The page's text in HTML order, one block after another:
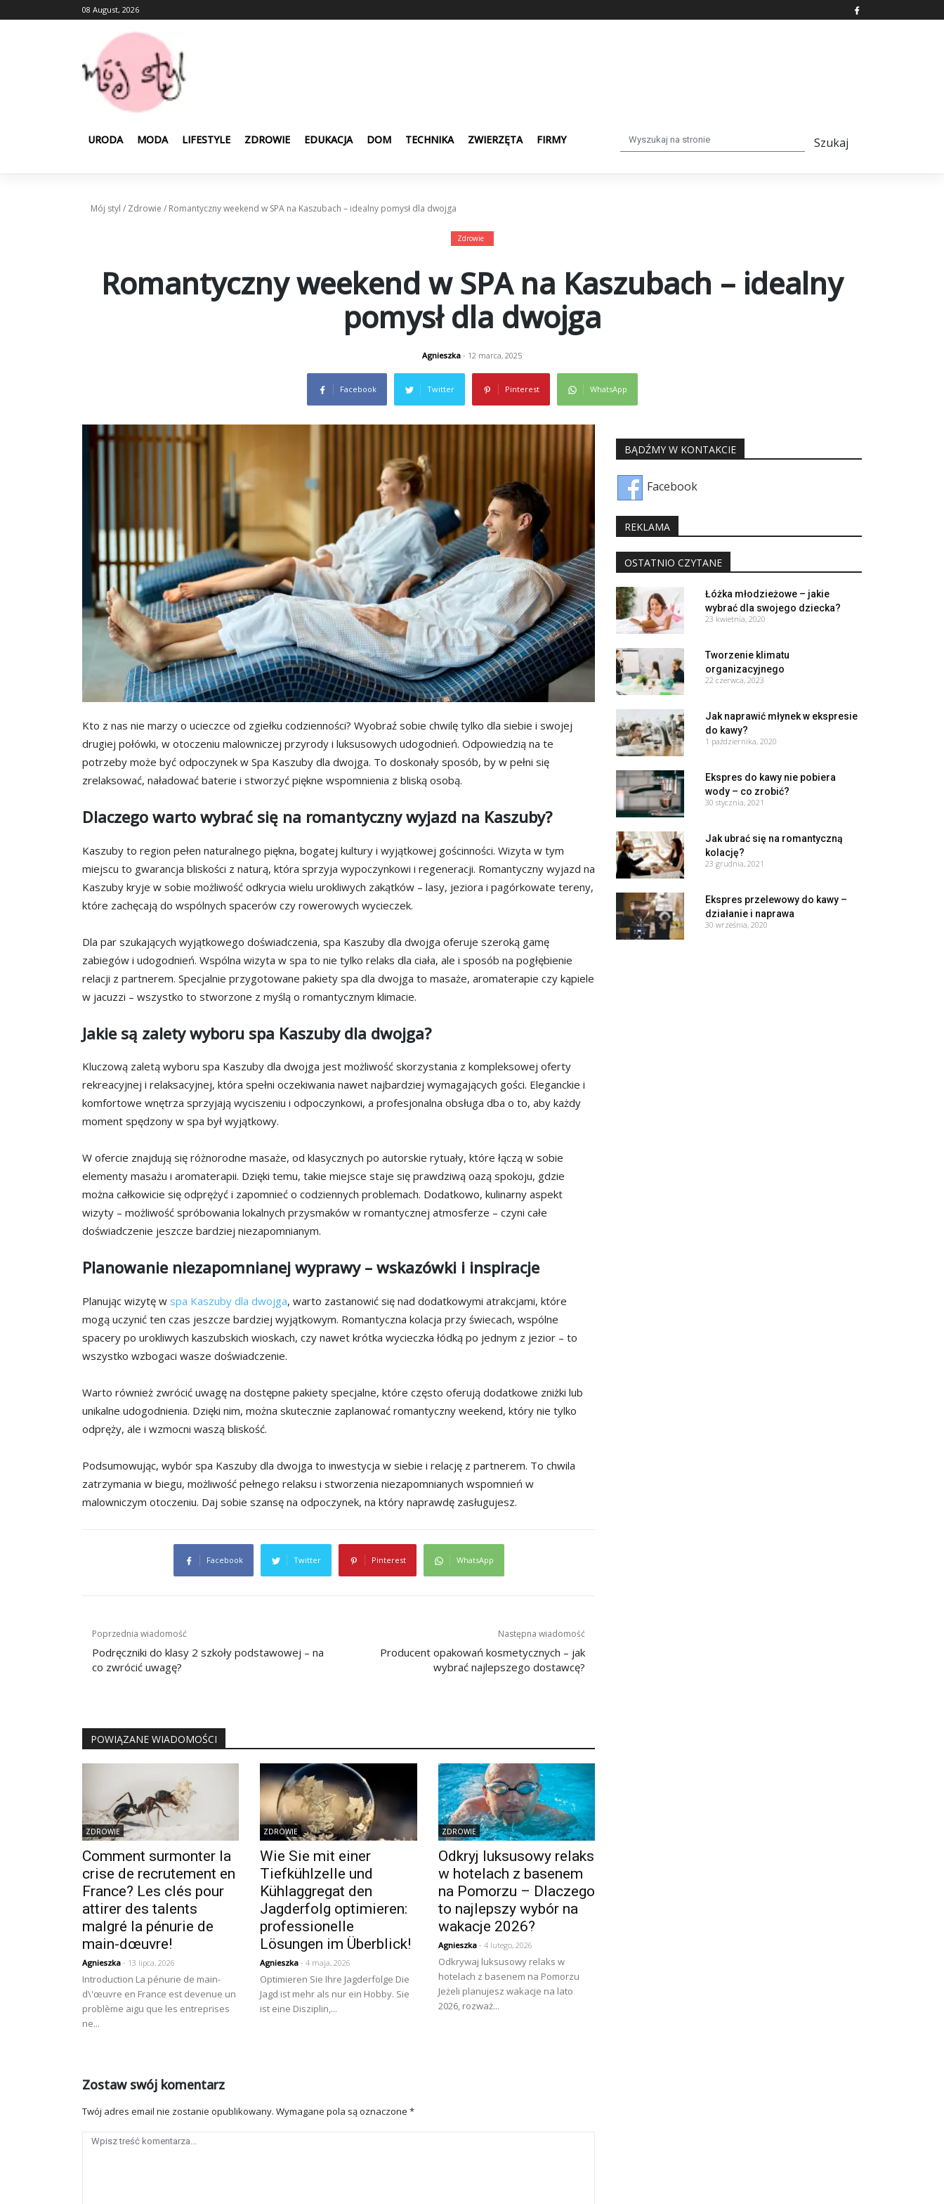
to
08 August, 2026
URODA MODA LIFESTYLE ZDROWIE EDUKACJA DOM TECHNIKA ZWIERZĘTA FIRMY
Mój styl / Zdrowie / Romantyczny weekend w SPA na Kaszubach – idealny pomysł dla dwojga
Zdrowie
Romantyczny weekend w SPA na Kaszubach – idealny
pomysł dla dwojga
Agnieszka - 12 marca, 2025
Facebook Twitter Pinterest WhatsApp
Kto z nas nie marzy o ucieczce od zgiełku codzienności? Wyobraź sobie chwilę tylko dla siebie i swojej
drugiej połówki, w otoczeniu malowniczej przyrody i luksusowych udogodnień. Odpowiedzią na te
potrzeby może być odpoczynek w Spa Kaszuby dla dwojga. To doskonały sposób, by w pełni się
zrelaksować, naładować baterie i stworzyć piękne wspomnienia z bliską osobą.
Dlaczego warto wybrać się na romantyczny wyjazd na Kaszuby?
Kaszuby to region pełen naturalnego piękna, bogatej kultury i wyjątkowej gościnności. Wizyta w tym
miejscu to gwarancja bliskości z naturą, która sprzyja wypoczynkowi i regeneracji. Romantyczny wyjazd na
Kaszuby kryje w sobie możliwość odkrycia wielu urokliwych zakątków – lasy, jeziora i pagórkowate tereny,
które zachęcają do wspólnych spacerów czy rowerowych wycieczek.
Dla par szukających wyjątkowego doświadczenia, spa Kaszuby dla dwojga oferuje szeroką gamę
zabiegów i udogodnień. Wspólna wizyta w spa to nie tylko relaks dla ciała, ale i sposób na pogłębienie
relacji z partnerem. Specjalnie przygotowane pakiety spa dla dwojga to masaże, aromaterapie czy kąpiele
w jacuzzi – wszystko to stworzone z myślą o romantycznym klimacie.
Jakie są zalety wyboru spa Kaszuby dla dwojga?
Kluczową zaletą wyboru spa Kaszuby dla dwojga jest możliwość skorzystania z kompleksowej oferty
rekreacyjnej i relaksacyjnej, która spełni oczekiwania nawet najbardziej wymagających gości. Eleganckie i
komfortowe wnętrza sprzyjają wyciszeniu i odpoczynkowi, a profesjonalna obsługa dba o to, aby każdy
moment spędzony w spa był wyjątkowy.
W ofercie znajdują się różnorodne masaże, od klasycznych po autorskie rytuały, które łączą w sobie
elementy masażu i aromaterapii. Dzięki temu, takie miejsce staje się prawdziwą oazą spokoju, gdzie
można całkowicie się odprężyć i zapomnieć o codziennych problemach. Dodatkowo, kulinarny aspekt
wizyty – możliwość spróbowania lokalnych przysmaków w romantycznej atmosferze – czyni całe
doświadczenie jeszcze bardziej niezapomnianym.
Planowanie niezapomnianej wyprawy – wskazówki i inspiracje
Planując wizytę w spa Kaszuby dla dwojga, warto zastanowić się nad dodatkowymi atrakcjami, które
mogą uczynić ten czas jeszcze bardziej wyjątkowym. Romantyczna kolacja przy świecach, wspólne
spacery po urokliwych kaszubskich wioskach, czy nawet krótka wycieczka łódką po jednym z jezior – to
wszystko wzbogaci wasze doświadczenie.
Warto również zwrócić uwagę na dostępne pakiety specjalne, które często oferują dodatkowe zniżki lub
unikalne udogodnienia. Dzięki nim, można skutecznie zaplanować romantyczny weekend, który nie tylko
odpręży, ale i wzmocni waszą bliskość.
Podsumowując, wybór spa Kaszuby dla dwojga to inwestycja w siebie i relację z partnerem. To chwila
zatrzymania w biegu, możliwość pełnego relaksu i stworzenia niezapomnianych wspomnień w
malowniczym otoczeniu. Daj sobie szansę na odpoczynek, na który naprawdę zasługujesz.
Facebook Twitter Pinterest WhatsApp
Nawigacja
wpisu
Poprzednia wiadomość
Podręczniki do klasy 2 szkoły podstawowej – na
co zwrócić uwagę?
Następna wiadomość
Producent opakowań kosmetycznych – jak
wybrać najlepszego dostawcę?
POWIĄZANE WIADOMOŚCI
ZDROWIE
Comment surmonter la
crise de recrutement en
France? Les clés pour
attirer des talents
malgré la pénurie de
main-dœuvre!
Agnieszka - 13 lipca, 2026
Introduction La pénurie de main-
d\'œuvre en France est devenue un
problème aigu que les entreprises
ne...
ZDROWIE
Wie Sie mit einer
Tiefkühlzelle und
Kühlaggregat den
Jagderfolg optimieren:
professionelle
Lösungen im Überblick!
Agnieszka - 4 maja, 2026
Optimieren Sie Ihre Jagderfolge Die
Jagd ist mehr als nur ein Hobby. Sie
ist eine Disziplin,...
ZDROWIE
Odkryj luksusowy relaks
w hotelach z basenem
na Pomorzu – Dlaczego
to najlepszy wybór na
wakacje 2026?
Agnieszka- 4 lutego, 2026
Odkrywaj luksusowy relaks w
hotelach z basenem na Pomorzu
Jeżeli planujesz wakacje na lato
2026, rozważ...
Zostaw swój komentarz
Twój adres email nie zostanie opublikowany. Wymagane pola są oznaczone *
BĄDŹMY W KONTAKCIE
Facebook
REKLAMA
OSTATNIO CZYTANE
Łóżka młodzieżowe – jakie
wybrać dla swojego dziecka?
23 kwietnia, 2020
Tworzenie klimatu
organizacyjnego
22 czerwca, 2023
Jak naprawić młynek w ekspresie
do kawy?
1 października, 2020
Ekspres do kawy nie pobiera
wody – co zrobić?
30 stycznia, 2021
Jak ubrać się na romantyczną
kolację?
23 grudnia, 2021
Ekspres przelewowy do kawy –
działanie i naprawa
30 września, 2020